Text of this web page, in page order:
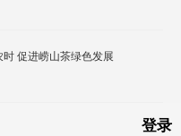
促进崂山茶绿色发展
登录